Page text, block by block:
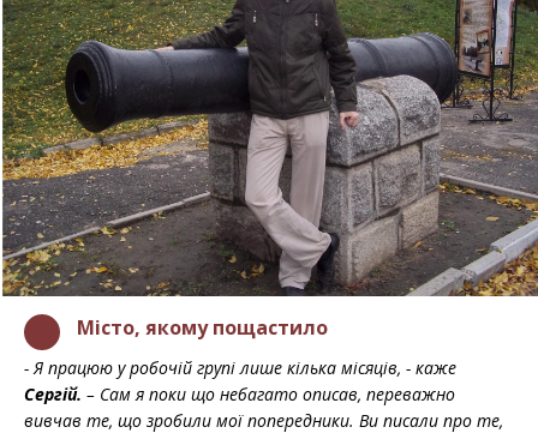
Місто, якому пощастило
- Я працюю у робочій групі лише кілька місяців, - каже
Сергій. – Сам я поки що небагато описав, переважно
вивчав те, що зробили мої попередники. Ви писали про те,